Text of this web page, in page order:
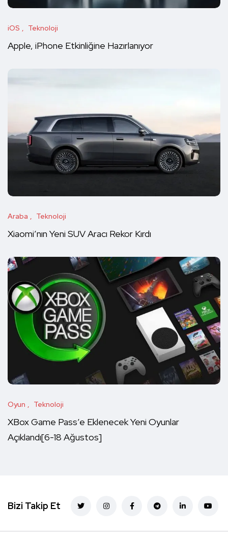
iOS Teknoloji
Apple, iPhone Etkinliğine Hazırlanıyor
Araba Teknoloji
Xiaomi’nın Yeni SUV Aracı Rekor Kırdı
Oyun Teknoloji
XBox Game Pass’e Eklenecek Yeni Oyunlar
Açıklandı[6-18 Ağustos]
Bizi Takip Et